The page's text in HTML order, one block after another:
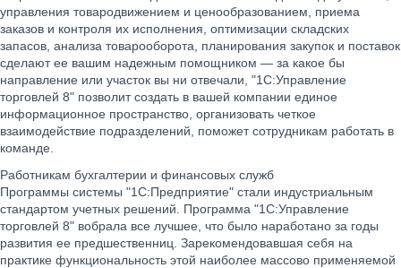
управления товародвижением и ценообразованием, приема
заказов и контроля их исполнения, оптимизации складских
запасов, анализа товарооборота, планирования закупок и поставок
сделают ее вашим надежным помощником — за какое бы
направление или участок вы ни отвечали, "1С:Управление
торговлей 8" позволит создать в вашей компании единое
информационное пространство, организовать четкое
взаимодействие подразделений, поможет сотрудникам работать в
команде.
Работникам бухгалтерии и финансовых служб
Программы системы "1С:Предприятие" стали индустриальным
стандартом учетных решений. Программа "1С:Управление
торговлей 8" вобрала все лучшее, что было наработано за годы
развития ее предшественниц. Зарекомендовавшая себя на
практике функциональность этой наиболее массово применяемой